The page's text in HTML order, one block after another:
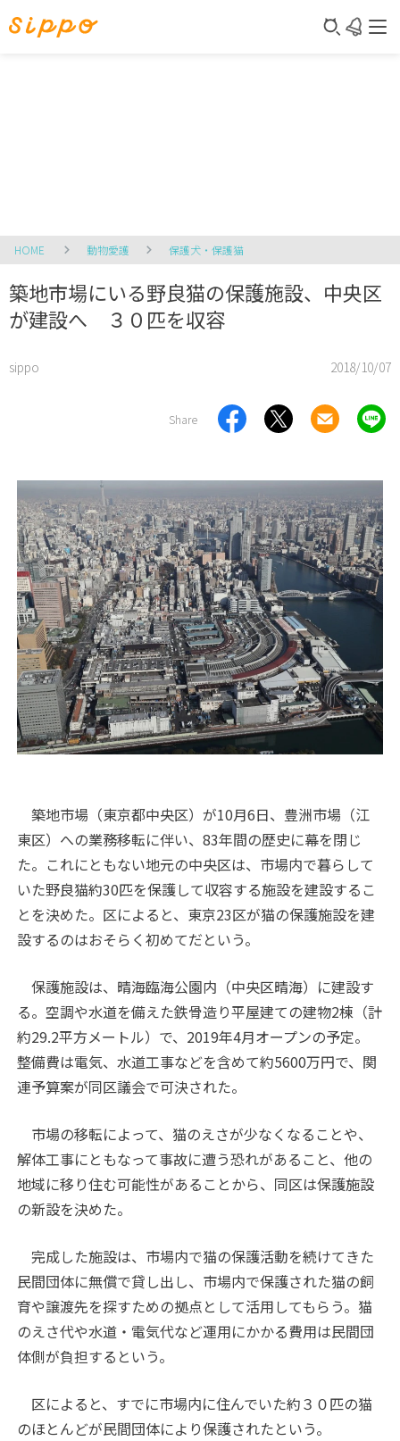
HOME 動物愛護 保護犬・保護猫
築地市場にいる野良猫の保護施設、中央区
が建設へ ３０匹を収容
sippo 2018/10/07
Share
築地市場（東京都中央区）が10月6日、豊洲市場（江
東区）への業務移転に伴い、83年間の歴史に幕を閉じ
た。これにともない地元の中央区は、市場内で暮らして
いた野良猫約30匹を保護して収容する施設を建設するこ
とを決めた。区によると、東京23区が猫の保護施設を建
設するのはおそらく初めてだという。
保護施設は、晴海臨海公園内（中央区晴海）に建設す
る。空調や水道を備えた鉄骨造り平屋建ての建物2棟（計
約29.2平方メートル）で、2019年4月オープンの予定。
整備費は電気、水道工事などを含めて約5600万円で、関
連予算案が同区議会で可決された。
市場の移転によって、猫のえさが少なくなることや、
解体工事にともなって事故に遭う恐れがあること、他の
地域に移り住む可能性があることから、同区は保護施設
の新設を決めた。
完成した施設は、市場内で猫の保護活動を続けてきた
民間団体に無償で貸し出し、市場内で保護された猫の飼
育や譲渡先を探すための拠点として活用してもらう。猫
のえさ代や水道・電気代など運用にかかる費用は民間団
体側が負担するという。
区によると、すでに市場内に住んでいた約３０匹の猫
のほとんどが民間団体により保護されたという。